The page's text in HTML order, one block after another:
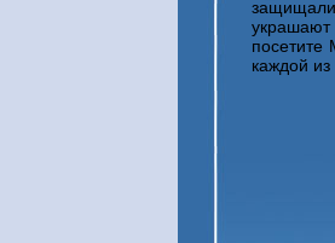
посетите
каждой из